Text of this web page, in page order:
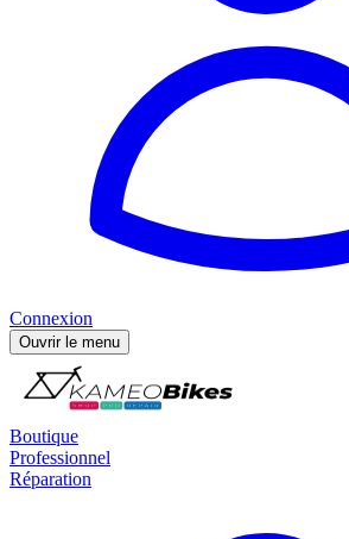
Connexion
Ouvrir le menu
Boutique
Professionnel
Réparation